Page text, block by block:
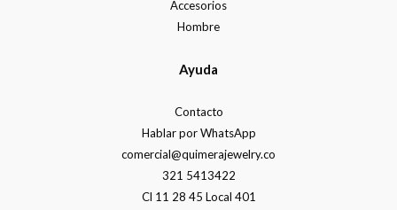
Accesorios
Hombre
Ayuda
Contacto
Hablar por WhatsApp
comercial@quimerajewelry.co
321 5413422
Cl 11 28 45 Local 401